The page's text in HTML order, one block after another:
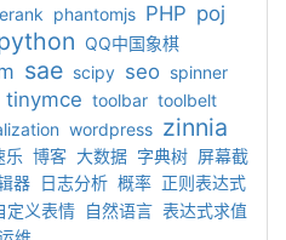
phantomjs PHP poj
QQ中国象棋
sae scipy seo spinner
tinymce toolbar toolbelt
wordpress zinnia
乐 博客 大数据 字典树 屏幕截
器 日志分析 概率 正则表达式
定义表情 自然语言 表达式求值